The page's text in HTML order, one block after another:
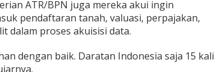
ATR/BPN juga mereka akui ingin
pendaftaran tanah, valuasi, perpajakan,
dalam proses akuisisi data.
dengan baik. Daratan Indonesia saja 15 kali